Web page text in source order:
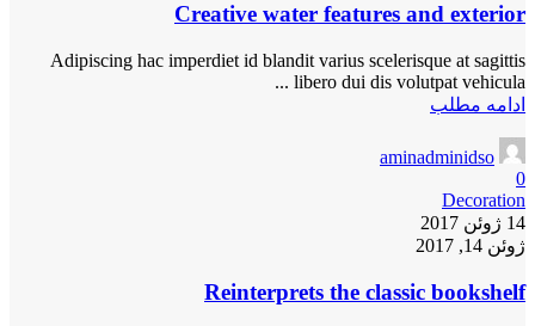
Creative water features and exterior
Adipiscing hac imperdiet id blandit varius scelerisque at sagittis
libero dui dis volutpat vehicula ...
ادامه مطلب
aminadminidso
0
Decoration
14 ژوئن 2017
ژوئن 14, 2017
Reinterprets the classic bookshelf